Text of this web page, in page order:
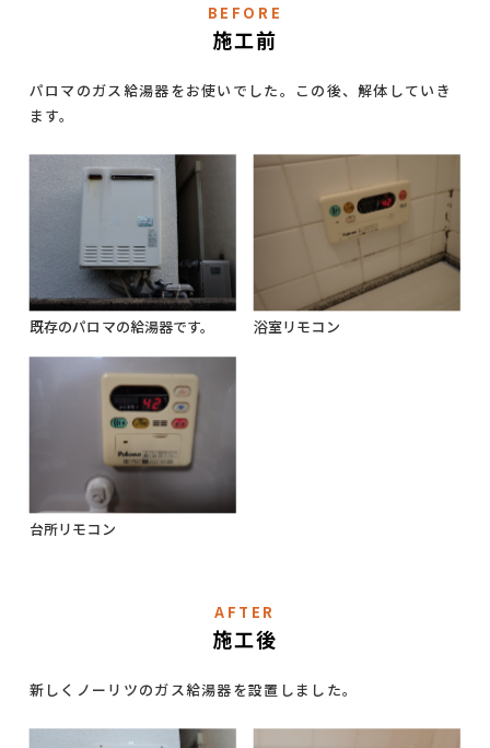
BEFORE
施工前
パロマのガス給湯器をお使いでした。この後、解体していき
ます。
既存のパロマの給湯器です。 浴室リモコン
台所リモコン
AFTER
施工後
新しくノーリツのガス給湯器を設置しました。